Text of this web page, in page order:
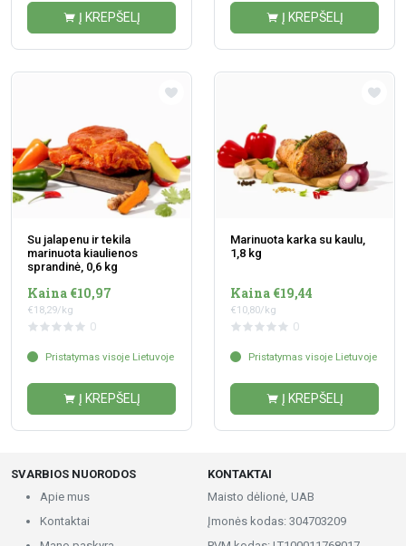
Į KREPŠELĮ Į KREPŠELĮ
Su jalapenu ir tekila
marinuota kiaulienos
sprandinė, 0,6 kg
Kaina €10,97
€18,29/kg
0
Pristatymas visoje Lietuvoje
Į KREPŠELĮ
Marinuota karka su kaulu,
1,8 kg
Kaina €19,44
€10,80/kg
0
Pristatymas visoje Lietuvoje
Į KREPŠELĮ
SVARBIOS NUORODOS
Apie mus
Kontaktai
KONTAKTAI
Maisto dėlionė, UAB
Įmonės kodas: 304703209